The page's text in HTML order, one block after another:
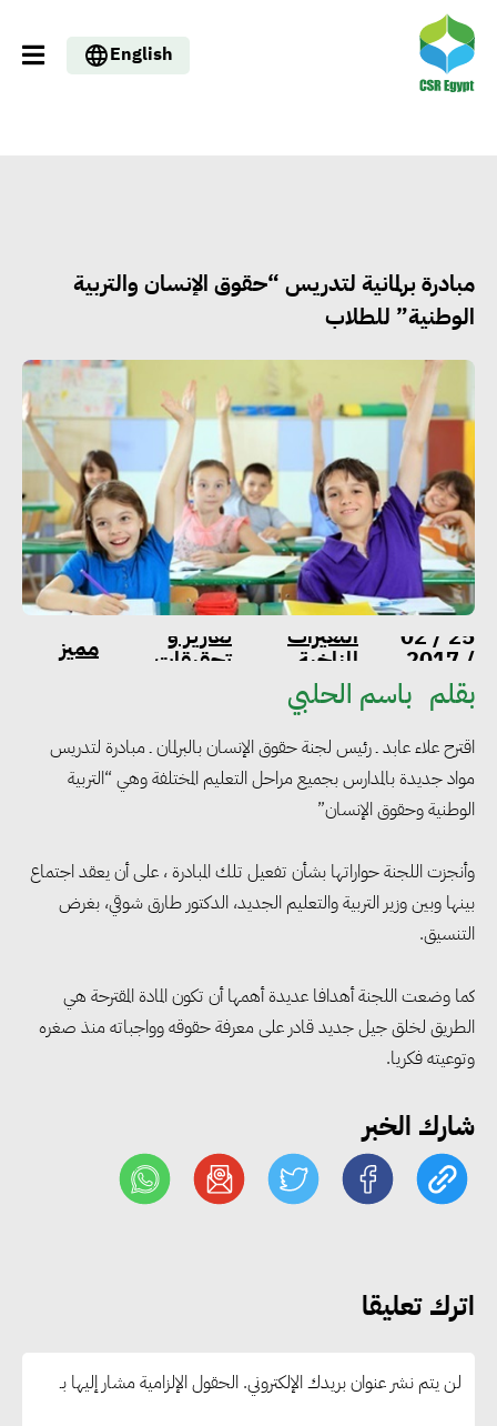
English
مبادرة برلمانية لتدريس “حقوق الإنسان والتربية
الوطنية” للطلاب
25 / 02
/ 2017
التغيرات
المناخية
تقارير و
تحقيقات مميز
بقلم باسم الحلبي
اقترح علاء عابد ـ رئيس لجنة حقوق الإنسان بالبرلمان ـ مبادرة لتدريس
مواد جديدة بالمدارس بجميع مراحل التعليم المختلفة وهي “التربية
الوطنية وحقوق الإنسان”
وأنجزت اللجنة حواراتها بشأن تفعيل تلك المبادرة ، على أن يعقد اجتماع
بينها وبين وزير التربية والتعليم الجديد، الدكتور طارق شوقي، بغرض
التنسيق.
كما وضعت اللجنة أهدافا عديدة أهمها أن تكون المادة المقترحة هي
الطريق لخلق جيل جديد قادر على معرفة حقوقه وواجباته منذ صغره
وتوعيته فكريا.
شارك الخبر
اترك تعليقا
لن يتم نشر عنوان بريدك الإلكتروني. الحقول الإلزامية مشار إليها بـ
مجلس الوزراء: تراجع معدل
البطالة في مصر إلى 5.8% خلال
الصين تعزيز الشراكات الصناعية
وجذب استثمارات جديدة إلى مصر
الانتظار حتى نهاية المرحلة